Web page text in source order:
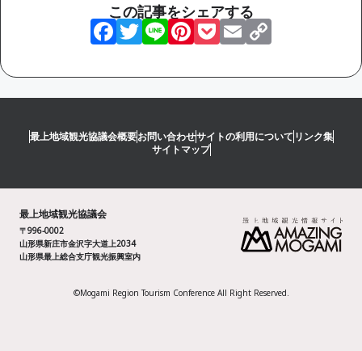
この記事をシェアする
Facebook
Twitter
LinePinterest
Pocket
Email
最上地域観光協議会概要お問い合わせサイトの利用について リンク集
サイトマップ
最上地域観光協議会
〒996-0002
山形県新庄市金沢字大道上2034
山形県最上総合支庁観光振興室内
©Mogami Region Tourism Conference All Right Reserved.